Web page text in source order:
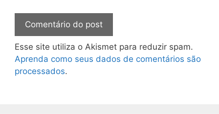
Esse site utiliza o Akismet para reduzir spam.
Aprenda como seus dados de comentários são
processados.